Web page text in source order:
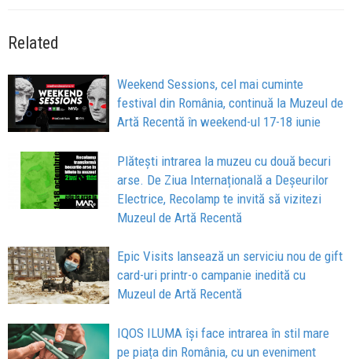
Related
Weekend Sessions, cel mai cuminte
festival din România, continuă la Muzeul de
Artă Recentă în weekend-ul 17-18 iunie
Plătești intrarea la muzeu cu două becuri
arse. De Ziua Internațională a Deșeurilor
Electrice, Recolamp te invită să vizitezi
Muzeul de Artă Recentă
Epic Visits lansează un serviciu nou de gift
card-uri printr-o campanie inedită cu
Muzeul de Artă Recentă
IQOS ILUMA își face intrarea în stil mare
pe piața din România, cu un eveniment